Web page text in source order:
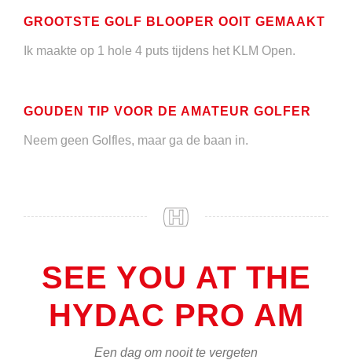
GROOTSTE GOLF BLOOPER OOIT GEMAAKT
Ik maakte op 1 hole 4 puts tijdens het KLM Open.
GOUDEN TIP VOOR DE AMATEUR GOLFER
Neem geen Golfles, maar ga de baan in.
SEE YOU AT THE
HYDAC PRO AM
Een dag om nooit te vergeten